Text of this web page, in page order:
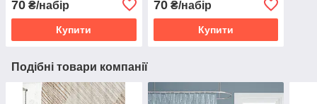
70 ₴/набір
Купити
70₴/набір
Купити
Подібні товари компанії